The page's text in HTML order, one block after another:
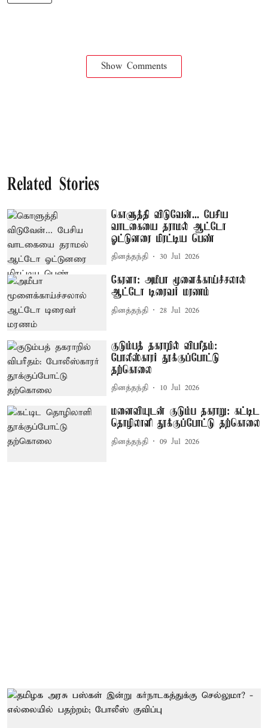
Show Comments
Related Stories
கொளுத்தி விடுவேன்... பேசிய
வாடகையை தராமல் ஆட்டோ
ஓட்டுனரை மிரட்டிய பெண்
தினத்தந்தி 30 Jul 2026
கேரளா: அமீபா மூளைக்காய்ச்சலால்
ஆட்டோ டிரைவர் மரணம்
தினத்தந்தி 28 Jul 2026
குடும்பத் தகராறில் விபரீதம்:
போலீஸ்காரர் தூக்குப்போட்டு
தற்கொலை
தினத்தந்தி 10 Jul 2026
மனைவியுடன் குடும்ப தகராறு: கட்டிட
தொழிலாளி தூக்குப்போட்டு தற்கொலை
தினத்தந்தி 09 Jul 2026